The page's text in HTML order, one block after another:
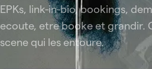
EPKs, link-in-bio, bookings,
ecoute, etre booke et grandir.
scene qui les entoure.